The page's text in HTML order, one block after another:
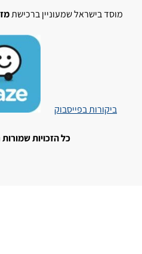
מוסד בישראל שמעוניין ברכישת
ביקורות בפייסבוק
כל הזכויות שמורות